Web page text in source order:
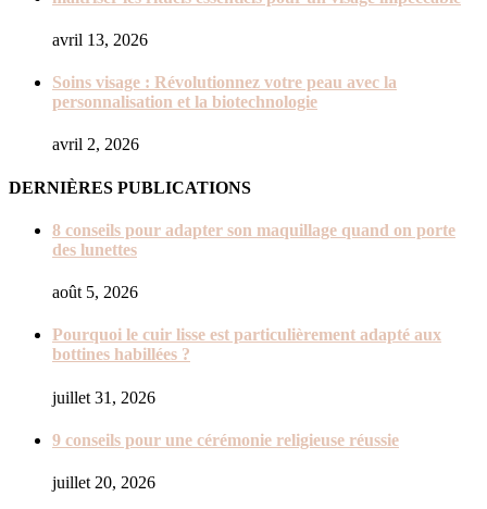
avril 13, 2026
Soins visage : Révolutionnez votre peau avec la
personnalisation et la biotechnologie
avril 2, 2026
DERNIÈRES PUBLICATIONS
8 conseils pour adapter son maquillage quand on porte
des lunettes
août 5, 2026
Pourquoi le cuir lisse est particulièrement adapté aux
bottines habillées ?
juillet 31, 2026
9 conseils pour une cérémonie religieuse réussie
juillet 20, 2026